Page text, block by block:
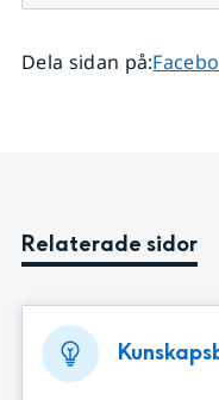
Dela sidan på:Dela
Relaterade sidor